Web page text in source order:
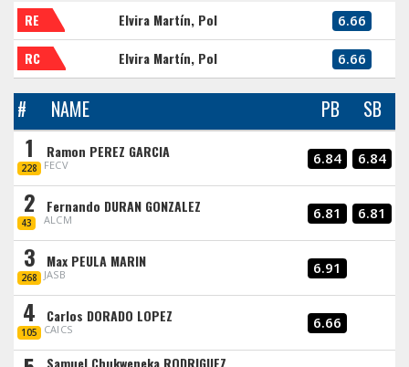
RE Elvira Martín, Pol 6.66
RC Elvira Martín, Pol 6.66
# NAME PB SB
1
228
Ramon PEREZ GARCIA
FECV 6.84 6.84
2
43
Fernando DURAN GONZALEZ
ALCM 6.81 6.81
3
268
Max PEULA MARIN
JASB 6.91
4
105
Carlos DORADO LOPEZ
CAICS 6.66